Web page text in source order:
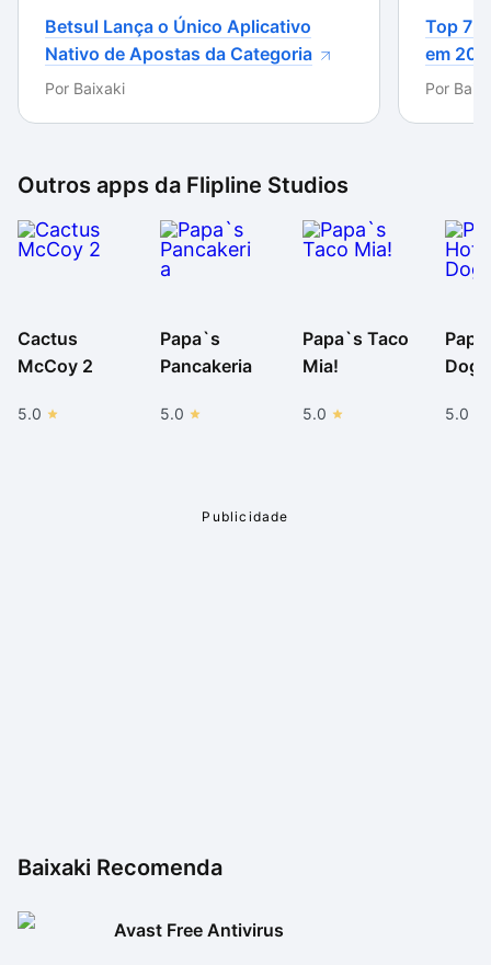
Betsul Lança o Único Aplicativo
Nativo de Apostas da Categoria
Por Baixaki
Top 7
em
Por
Outros apps da Flipline Studios
Cactus
McCoy 2
5.0
Papa`s
Pancakeria
5.0
Papa`s Taco
Mia!
5.0 5.0
Baixaki Recomenda
Avast Free Antivirus